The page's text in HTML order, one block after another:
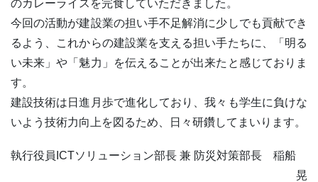
のカレーライスを完食していただきました。
今回の活動が建設業の担い手不足解消に少しでも貢献でき
るよう、これからの建設業を支える担い手たちに、「明る
い未来」や「魅力」を伝えることが出来たと感じておりま
す。
建設技術は日進月歩で進化しており、我々も学生に負けな
いよう技術力向上を図るため、日々研鑽してまいります。
執行役員ICTソリューション部長 兼 防災対策部長 稲船
晃